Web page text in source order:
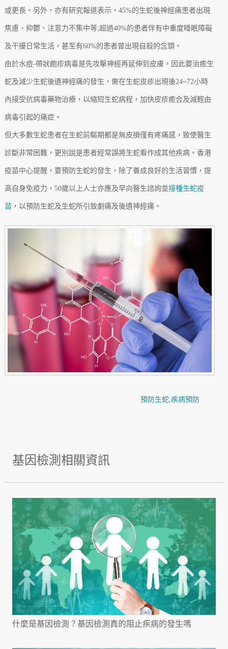
或更長。另外，亦有研究報道表示，45%的生蛇後神經痛患者出現
焦慮、抑鬱、注意力不集中等;超過40%的患者伴有中重度睡眠障礙
及干擾日常生活，甚至有60%的患者曾出現自殺的念頭。
由於水痘-帶狀皰疹病毒是先攻擊神經再延伸到皮膚，因此要治癒生
蛇及減少生蛇後遺神經痛的發生，需在生蛇皮疹出現後24~72小時
內接受抗病毒藥物治療，以縮短生蛇病程，加快皮疹癒合及減輕由
病毒引起的痛症。
但大多數生蛇患者在生蛇前驅期都是無皮損僅有疼痛感，致使醫生
診斷非常困難，更別說是患者經常誤將生蛇看作成其他疾病。香港
疫苗中心提醒，要預防生蛇的發生，除了養成良好的生活習慣，提
高自身免疫力，50歲以上人士亦應及早向醫生諮詢並接種生蛇疫
苗，以預防生蛇及生蛇所引致劇痛及後遺神經痛。
預防生蛇, 疾病預防
基因檢測相關資訊
什麼是基因檢測？基因檢測真的阻止疾病的發生嗎